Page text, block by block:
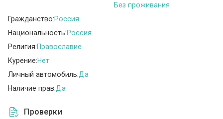
Без проживания
Гражданство:Россия
Национальность:Россия
Религия:Православие
Курение:Нет
Личный автомобиль:Да
Наличие прав:Да
Проверки